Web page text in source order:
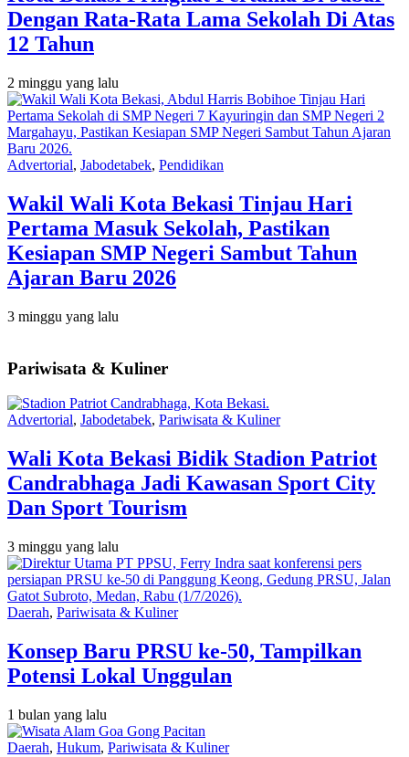
Dengan Rata-Rata Lama Sekolah Di Atas
12 Tahun
2 minggu yang lalu
Advertorial, Jabodetabek, Pendidikan
Wakil Wali Kota Bekasi Tinjau Hari
Pertama Masuk Sekolah, Pastikan
Kesiapan SMP Negeri Sambut Tahun
Ajaran Baru 2026
3 minggu yang lalu
Pariwisata & Kuliner
Advertorial, Jabodetabek, Pariwisata & Kuliner
Wali Kota Bekasi Bidik Stadion Patriot
Candrabhaga Jadi Kawasan Sport City
Dan Sport Tourism
3 minggu yang lalu
Daerah, Pariwisata & Kuliner
Konsep Baru PRSU ke-50, Tampilkan
Potensi Lokal Unggulan
1 bulan yang lalu
Daerah, Hukum, Pariwisata & Kuliner